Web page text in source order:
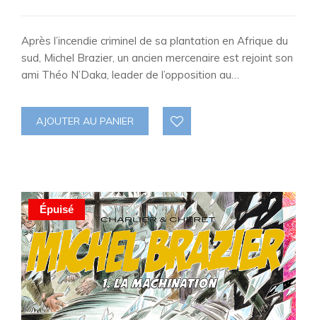
Après l’incendie criminel de sa plantation en Afrique du
sud, Michel Brazier, un ancien mercenaire est rejoint son
ami Théo N’Daka, leader de l’opposition au…
AJOUTER AU PANIER
Épuisé